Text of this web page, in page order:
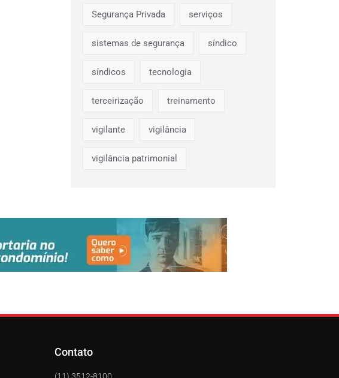
Segurança Privada serviços
sistemas de segurança síndico
síndicos tecnologia
terceirização treinamento
vigilante vigilância
vigilância patrimonial
Contato
(11) 3512-8100